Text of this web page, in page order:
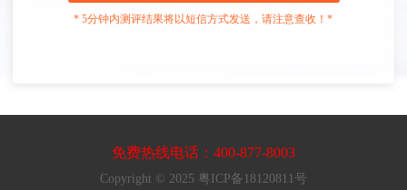
* 5分钟内测评结果将以短信方式发送，请注意查收！*
免费热线电话：400-877-8003
Copyright © 2025 粤ICP备18120811号